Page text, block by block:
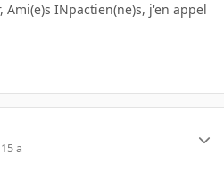
Ami(e)s INpactien(ne)s, j'en appel
15 a